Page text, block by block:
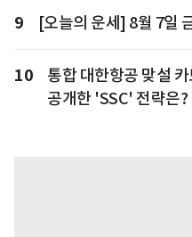
9 [오늘의 운세] 8월 7일
10
통합 대한항공 맞설
공개한 'SSC' 전략은?